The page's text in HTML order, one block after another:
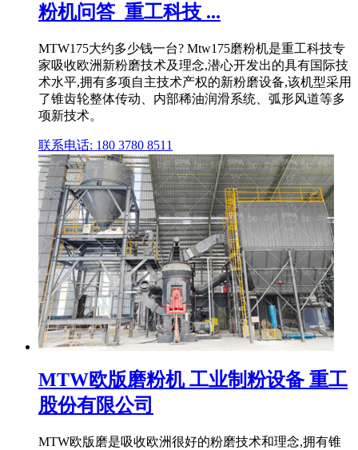
粉机问答_重工科技 ...
MTW175大约多少钱一台? Mtw175磨粉机是重工科技专
家吸收欧洲新粉磨技术及理念,潜心开发出的具有国际技
术水平,拥有多项自主技术产权的新粉磨设备,该机型采用
了锥齿轮整体传动、内部稀油润滑系统、弧形风道等多
项新技术。
联系电话: 180 3780 8511
MTW欧版磨粉机 工业制粉设备 重工
股份有限公司
MTW欧版磨是吸收欧洲很好的粉磨技术和理念,拥有锥